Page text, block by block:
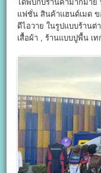
ได้พบกับร้านค้ามากมาย
แฟชั่น สินค้าแฮนด์เมด ข
ดีไอวาย ในรูปแบบร้านต่
เสื้อผ้า , ร้านแบบปูพื้น เ